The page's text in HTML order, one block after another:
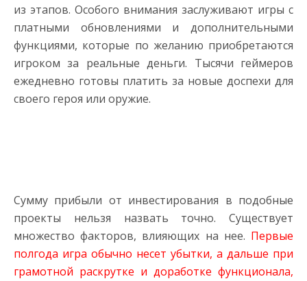
из этапов. Особого внимания заслуживают игры с
платными обновлениями и дополнительными
функциями, которые по желанию приобретаются
игроком за реальные деньги. Тысячи геймеров
ежедневно готовы платить за новые доспехи для
своего героя или оружие.
Сумму прибыли от инвестирования в подобные
проекты нельзя назвать точно. Существует
множество факторов, влияющих на нее. Первые
полгода игра обычно несет убытки, а дальше при
грамотной раскрутке и доработке функционала,